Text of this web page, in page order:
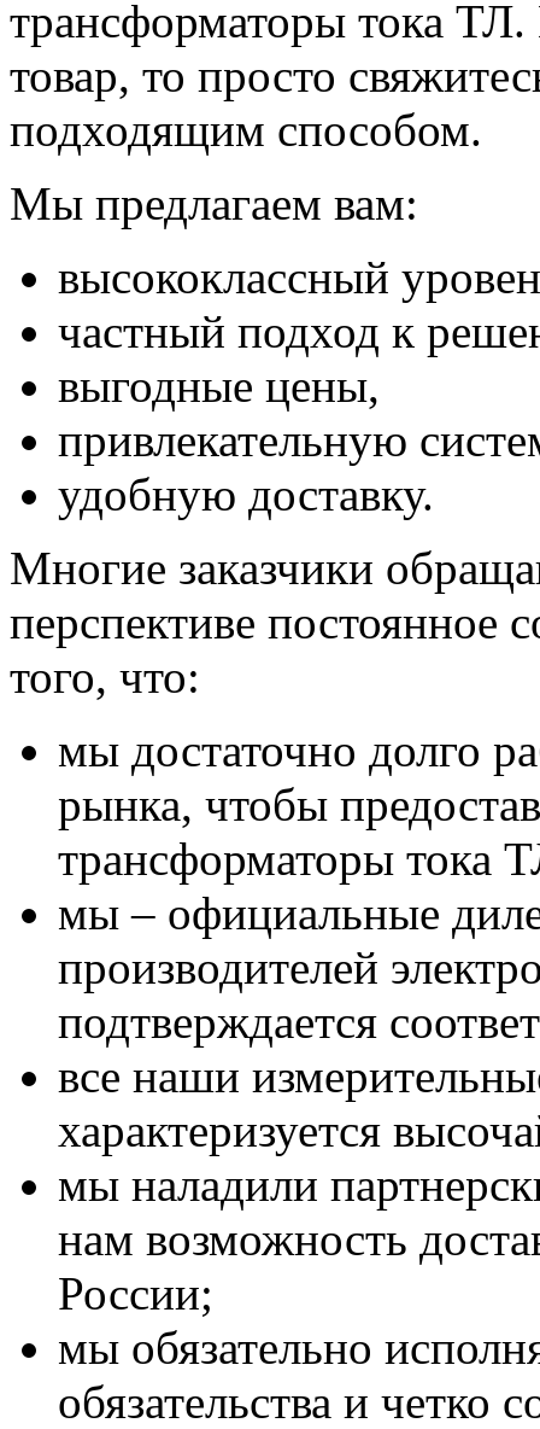
трансформаторы тока
товар, то просто
подходящим способом.
Мы предлагаем вам:
высококлассный
частный подход к
выгодные цены,
привлекательную
удобную доставку.
Многие заказчики
перспективе постоянное
того, что:
мы достаточно долго
рынка, чтобы
трансформаторы тока
мы – официальные
производителей
подтверждается
все наши
характеризуется
мы наладили
нам возможность
России;
мы обязательно
обязательства и четко